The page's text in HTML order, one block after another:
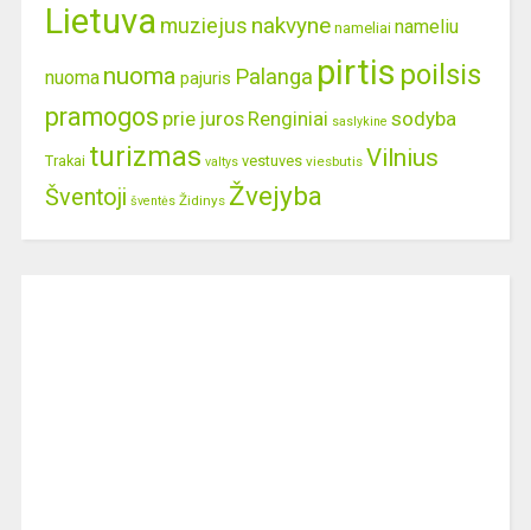
Lietuva muziejus nakvyne nameliai nameliu
nuoma nuoma pajuris Palanga pirtis poilsis
pramogos prie juros Renginiai saslykine sodyba
Trakai turizmas valtys vestuves viesbutis Vilnius
Šventoji šventės Židinys Žvejyba